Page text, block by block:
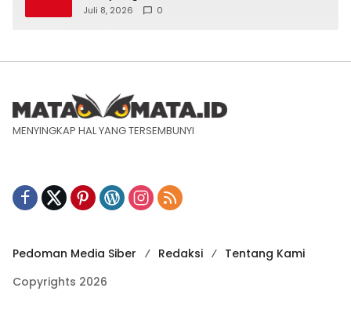
Berwawasan Internasional
Juli 8, 2026 0
MENYINGKAP HAL YANG TERSEMBUNYI
Pedoman Media Siber Redaksi
Tentang Kami
Copyrights 2026